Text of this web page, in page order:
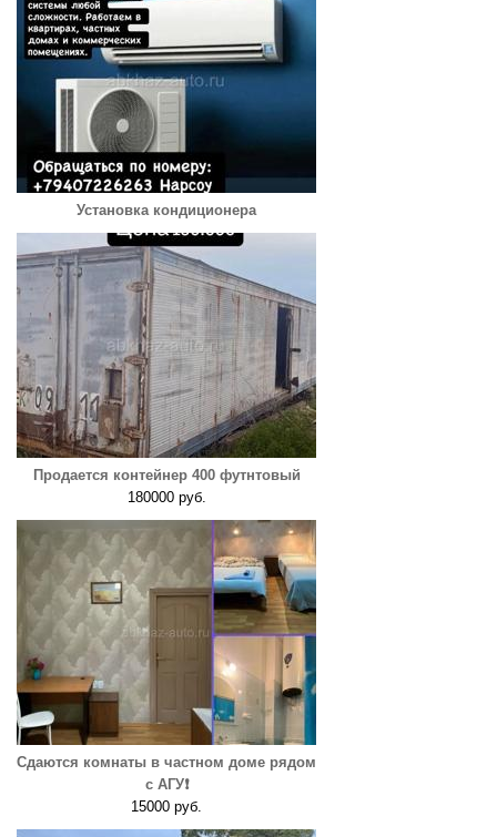
Установка кондиционера
Продается контейнер 400 футнтовый
180000 руб.
Сдаются комнаты в частном доме рядом
с АГУ❗️
15000 руб.